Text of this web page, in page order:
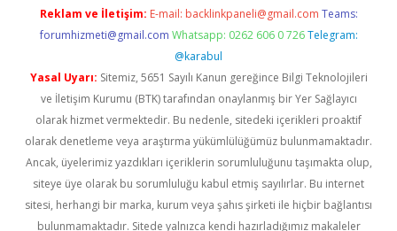
Reklam ve İletişim: E-mail: backlinkpaneli@gmail.com Teams:
forumhizmeti@gmail.com Whatsapp: 0262 606 0 726 Telegram:
@karabul
Yasal Uyarı: Sitemiz, 5651 Sayılı Kanun gereğince Bilgi Teknolojileri
ve İletişim Kurumu (BTK) tarafından onaylanmış bir Yer Sağlayıcı
olarak hizmet vermektedir. Bu nedenle, sitedeki içerikleri proaktif
olarak denetleme veya araştırma yükümlülüğümüz bulunmamaktadır.
Ancak, üyelerimiz yazdıkları içeriklerin sorumluluğunu taşımakta olup,
siteye üye olarak bu sorumluluğu kabul etmiş sayılırlar. Bu internet
sitesi, herhangi bir marka, kurum veya şahıs şirketi ile hiçbir bağlantısı
bulunmamaktadır. Sitede yalnızca kendi hazırladığımız makaleler